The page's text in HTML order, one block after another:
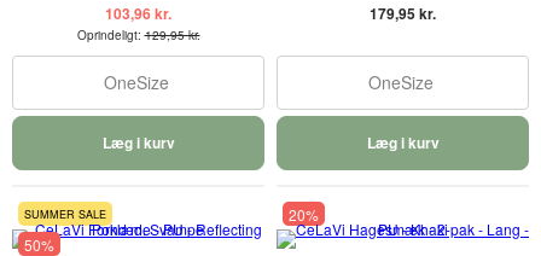
103,96 kr.
Oprindeligt:129,95 kr.
OneSize
Læg i kurv
179,95 kr.
OneSize
Læg i kurv
SUMMER SALE
50%
20%